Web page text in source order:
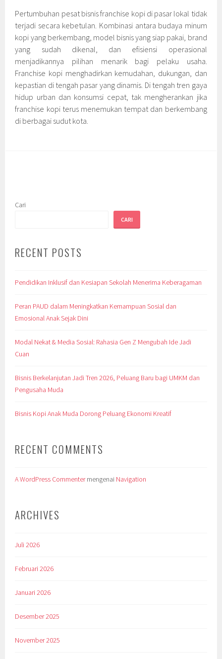
Pertumbuhan pesat bisnis franchise kopi di pasar lokal tidak
terjadi secara kebetulan. Kombinasi antara budaya minum
kopi yang berkembang, model bisnis yang siap pakai, brand
yang sudah dikenal, dan efisiensi operasional
menjadikannya pilihan menarik bagi pelaku usaha.
Franchise kopi menghadirkan kemudahan, dukungan, dan
kepastian di tengah pasar yang dinamis. Di tengah tren gaya
hidup urban dan konsumsi cepat, tak mengherankan jika
franchise kopi terus menemukan tempat dan berkembang
di berbagai sudut kota.
Cari
CARI
RECENT POSTS
Pendidikan Inklusif dan Kesiapan Sekolah Menerima Keberagaman
Peran PAUD dalam Meningkatkan Kemampuan Sosial dan
Emosional Anak Sejak Dini
Modal Nekat & Media Sosial: Rahasia Gen Z Mengubah Ide Jadi
Cuan
Bisnis Berkelanjutan Jadi Tren 2026, Peluang Baru bagi UMKM dan
Pengusaha Muda
Bisnis Kopi Anak Muda Dorong Peluang Ekonomi Kreatif
RECENT COMMENTS
A WordPress Commentermengenai Navigation
ARCHIVES
Juli 2026
Februari 2026
Januari 2026
Desember 2025
November 2025